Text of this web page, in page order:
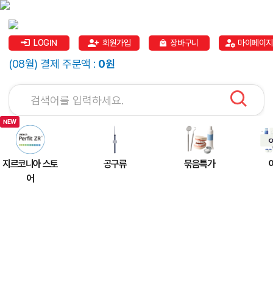
LOGIN 회원가입 장바구니 마이페이지
(08월) 결제 주문액 : 0원
지르코니아 스토
어
공구류 묶음특가